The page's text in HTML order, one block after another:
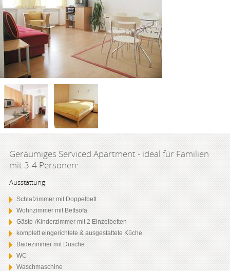
Geräumiges Serviced Apartment - ideal für Familien
mit 3-4 Personen:
Ausstattung:
Schlafzimmer mit Doppelbett
Wohnzimmer mit Bettsofa
Gäste-/Kinderzimmer mit 2 Einzelbetten
komplett eingerichtete & ausgestattete Küche
Badezimmer mit Dusche
WC
Waschmaschine